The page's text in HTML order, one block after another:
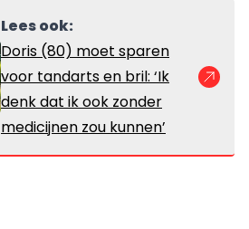
Lees ook:
Doris (80) moet sparen
voor tandarts en bril: ‘Ik
denk dat ik ook zonder
medicijnen zou kunnen’